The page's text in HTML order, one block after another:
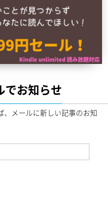
お知らせ
、メールに新しい記事のお知